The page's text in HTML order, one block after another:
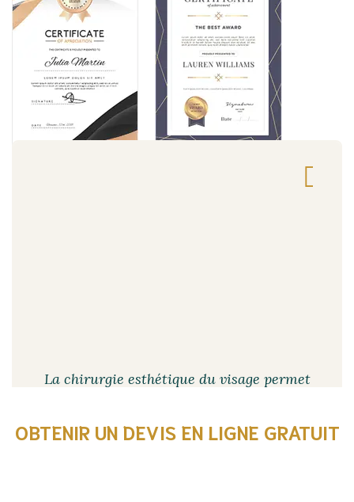
La chirurgie esthétique du visage permet
peau ou l’apparition de rides, pour un
OBTENIR UN DEVIS EN LIGNE GRATUIT